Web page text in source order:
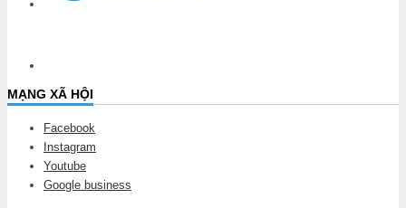
MẠNG XÃ HỘI
Facebook
Instagram
Youtube
Google business